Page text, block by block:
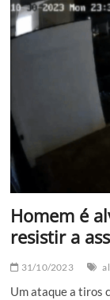
espancado
após
Homem é
resistir a
31/10/2023
Um ataque a tiros